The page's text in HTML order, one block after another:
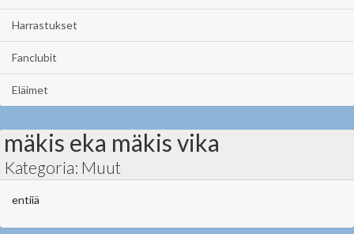
Harrastukset
Fanclubit
Eläimet
mäkis eka mäkis vika
Kategoria: Muut
entiiä